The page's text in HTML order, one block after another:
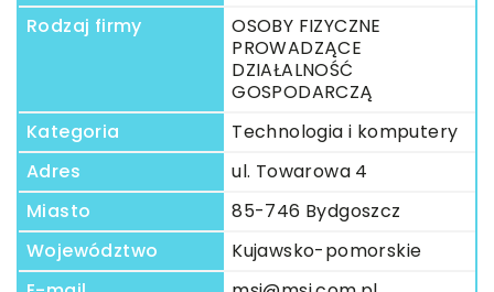
Rodzaj firmy
OSOBY FIZYCZNE
PROWADZĄCE
DZIAŁALNOŚĆ
GOSPODARCZĄ
Kategoria
Technologia i komputery
Adres
ul. Towarowa 4
Miasto
85-746 Bydgoszcz
Województwo
Kujawsko-pomorskie